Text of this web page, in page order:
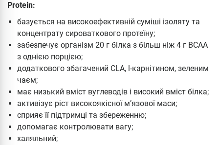
Protein:
базується на високоефективній суміші ізоляту та
концентрату сироваткового протеїну;
забезпечує організм 20 г білка з більш ніж 4 г BCAA
з однією порцією;
додаткового збагачений CLA, l-карнітином, зеленим
чаєм;
має низький вміст вуглеводів і високий вміст білка;
активізує ріст високоякісної м’язової маси;
сприяє її підтримці та збереженню;
допомагає контролювати вагу;
халяльний;